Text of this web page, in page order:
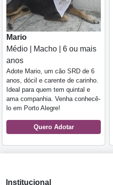
Mario
Médio | Macho | 6 ou mais
anos
Adote Mario, um cão SRD de 6
anos, dócil e carente de carinho.
Ideal para quem tem quintal e
ama companhia. Venha conhecê-
lo em Porto Alegre!
Quero Adotar
Institucional